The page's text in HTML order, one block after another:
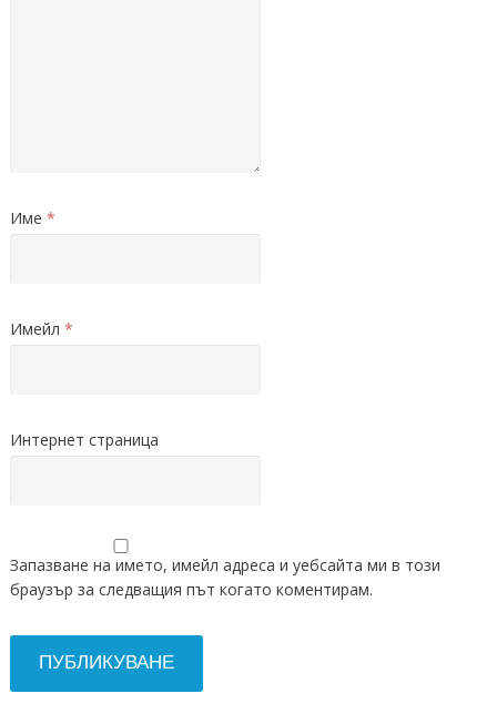
Име *
Имейл *
Интернет страница
Запазване на името, имейл адреса и уебсайта ми в този
браузър за следващия път когато коментирам.